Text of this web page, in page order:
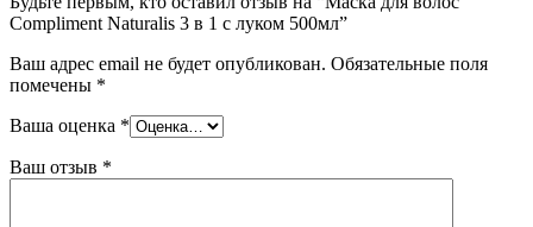
Compliment Naturalis 3 в 1 с луком 500мл”
Ваш адрес email не будет опубликован. Обязательные поля
помечены *
Ваша оценка *
Ваш отзыв *